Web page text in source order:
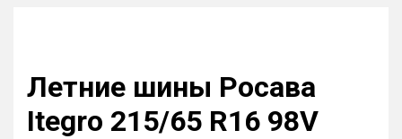
Летние шины Росава
Itegro 215/65 R16 98V